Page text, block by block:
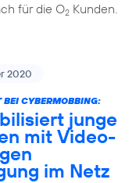
für die O2Kunden.
2020
BEI CYBERMOBBING:
junge
mit Video-
im Netz